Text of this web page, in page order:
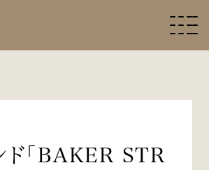
ド「BAKER STR